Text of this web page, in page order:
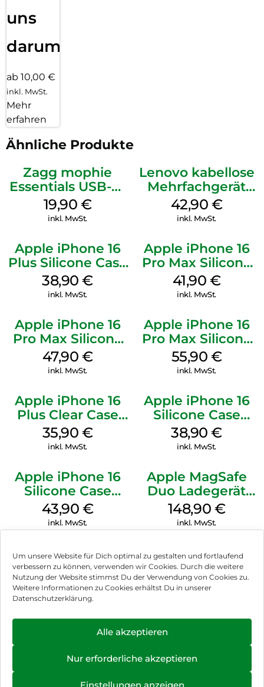
Um unsere Website für Dich optimal zu gestalten und fortlaufend
verbessern zu können, verwenden wir Cookies. Durch die weitere
Nutzung der Website stimmst Du der Verwendung von Cookies zu.
Weitere Informationen zu Cookies erhältst Du in unserer
Datenschutzerklärung.
Alle akzeptieren
Nur erforderliche akzeptieren
Einstellungen anzeigen
uns
darum!
ab 10,00 €
inkl. MwSt.
Mehr
erfahren
Ähnliche Produkte
Zagg mophie
Essentials USB-C-
20W Charger PD
Weiß
19,90 €
inkl. MwSt.
Lenovo kabellose
Mehrfachgerät
Luna Grey
42,90 €
inkl. MwSt.
Apple iPhone 16
Plus Silicone Case
MagSafe Denim
38,90€
inkl. MwSt.
Apple iPhone 16
Pro Max Silicone
Case MagSafe
Ultramarine
41,90 €
inkl. MwSt.
Apple iPhone 16
Pro Max Silicone
Case MagSafe
Black
47,90 €
inkl. MwSt.
Apple iPhone 16
Pro Max Silicone
Case MagSafe
Stone Gray
55,90 €
inkl. MwSt.
Apple iPhone 16
Plus Clear Case
MagSafe
Transparent
35,90 €
inkl. MwSt.
Apple iPhone 16
Silicone Case
MagSafe
Ultramarine
38,90€
inkl. MwSt.
Apple iPhone 16
Silicone Case
MagSafe Plum
43,90 €
inkl. MwSt.
Apple MagSafe
Duo Ladegerät
Weiß
148,90 €
inkl. MwSt.
Impressum
Hinweis zur Batterieentsorgung